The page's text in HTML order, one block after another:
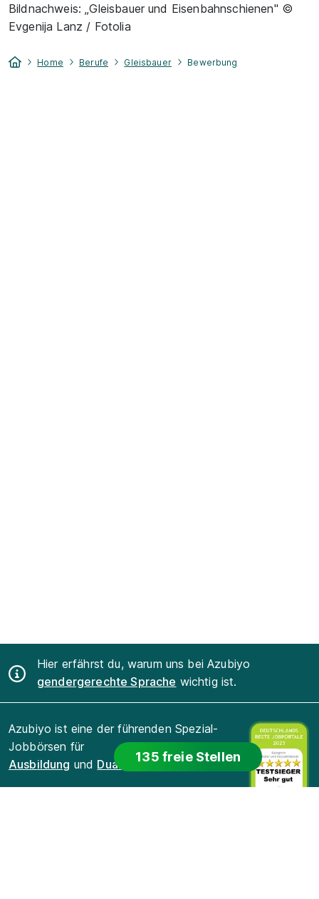
135 freie Stellen
Bildnachweis: „Gleisbauer und Eisenbahnschienen" ©
Evgenija Lanz / Fotolia
Home Berufe Gleisbauer Bewerbung
Hier erfährst du, warum uns bei Azubiyo
gendergerechte Sprache wichtig ist.
Azubiyo ist eine der führenden Spezial-
Jobbörsen für
Ausbildung und Duales Studium.